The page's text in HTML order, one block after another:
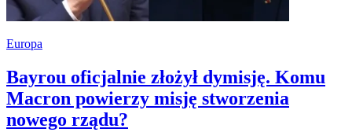
Europa
Bayrou oficjalnie złożył dymisję. Komu
Macron powierzy misję stworzenia
nowego rządu?